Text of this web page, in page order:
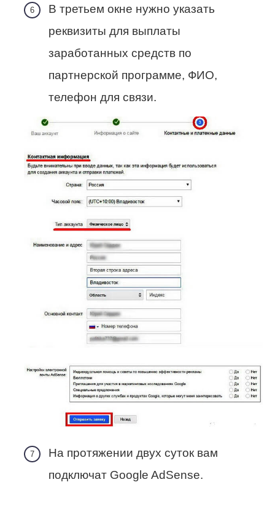
В третьем окне нужно указать
реквизиты для выплаты
заработанных средств по
партнерской программе, ФИО,
телефон для связи.
На протяжении двух суток вам
подключат Google AdSense.